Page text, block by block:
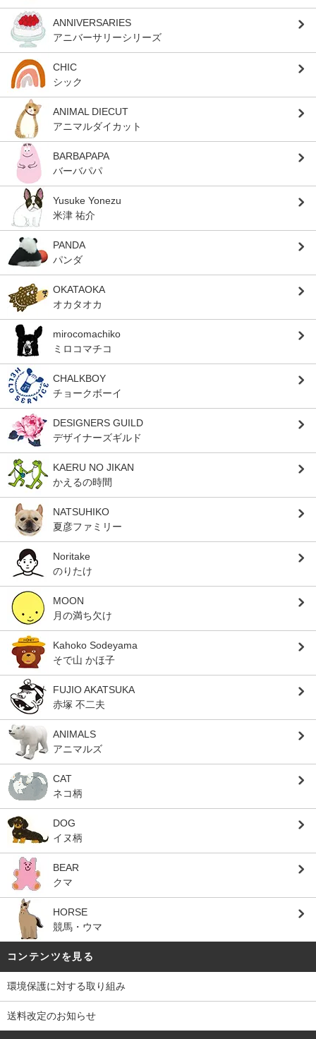
ANNIVERSARIES
アニバーサリーシリーズ
CHIC
シック
ANIMAL DIECUT
アニマルダイカット
BARBAPAPA
バーバパパ
Yusuke Yonezu
米津 祐介
PANDA
パンダ
OKATAOKA
オカタオカ
mirocomachiko
ミロコマチコ
CHALKBOY
チョークボーイ
DESIGNERS GUILD
デザイナーズギルド
KAERU NO JIKAN
かえるの時間
NATSUHIKO
夏彦ファミリー
Noritake
のりたけ
MOON
月の満ち欠け
Kahoko Sodeyama
そで山 かほ子
FUJIO AKATSUKA
赤塚 不二夫
ANIMALS
アニマルズ
CAT
ネコ柄
DOG
イヌ柄
BEAR
クマ
HORSE
競馬・ウマ
コンテンツを見る
環境保護に対する取り組み
送料改定のお知らせ